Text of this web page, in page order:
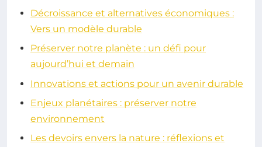
Décroissance et alternatives économiques :
Vers un modèle durable
Préserver notre planète : un défi pour
aujourd’hui et demain
Innovations et actions pour un avenir durable
Enjeux planétaires : préserver notre
environnement
Les devoirs envers la nature : réflexions et